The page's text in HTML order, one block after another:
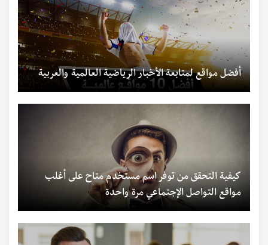
أفضل مواقع لمتابعة الأخبار الرياضية العالمية والعربية
كيفية التحقق من توفر اسم مستخدم متاح على أغلب
مواقع التواصل الإجتماعي مرة واحدة